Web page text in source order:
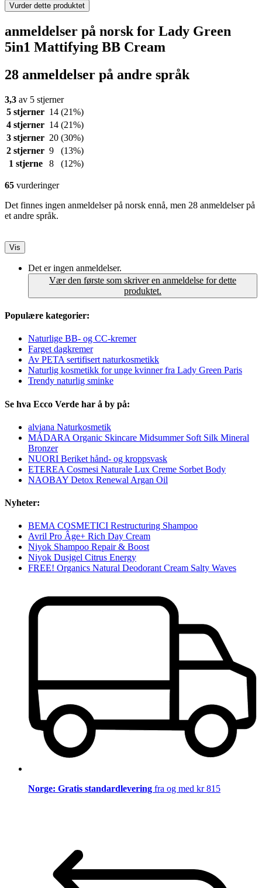
Vurder dette produktet
anmeldelser på norsk for Lady Green
5in1 Mattifying BB Cream
28 anmeldelser på andre språk
3,3 av 5 stjerner
5 stjerner 14 (21%)
4 stjerner 14 (21%)
3 stjerner 20 (30%)
2 stjerner 9
(13%)
1 stjerne
8 (12%)
65 vurderinger
Det finnes ingen anmeldelser på norsk ennå, men 28 anmeldelser på
et andre språk.
Vis
Det er ingen anmeldelser.
Vær den første som skriver en anmeldelse for dette
produktet.
Populære kategorier:
Naturlige BB- og CC-kremer
Farget dagkremer
Av PETA sertifisert naturkosmetikk
Naturlig kosmetikk for unge kvinner fra Lady Green Paris
Trendy naturlig sminke
Se hva Ecco Verde har å by på:
alviana Naturkosmetik
MÁDARA Organic Skincare Midsummer Soft Silk Mineral
Bronzer
NUORI Beriket hånd- og kroppsvask
ETEREA Cosmesi Naturale Lux Creme Sorbet Body
NAOBAY Detox Renewal Argan Oil
Nyheter:
BEMA COSMETICI Restructuring Shampoo
Avril Pro Âge+ Rich Day Cream
Niyok Shampoo Repair & Boost
Niyok Dusjgel Citrus Energy
FREE! Organics Natural Deodorant Cream Salty Waves
Norge: Gratis standardlevering fra og med kr 815